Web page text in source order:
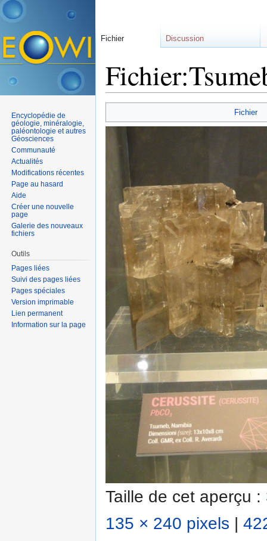
Fichier
Taille de cet aperçu :
135 × 240 pixels |
Fichier Discussion
Encyclopédie de
géologie, minéralogie,
paléontologie et autres
Géosciences
Communauté
Actualités
Modifications récentes
Page au hasard
Aide
Créer une nouvelle
page
Galerie des nouveaux
fichiers
Outils
Pages liées
Suivi des pages liées
Pages spéciales
Version imprimable
Lien permanent
Information sur la page